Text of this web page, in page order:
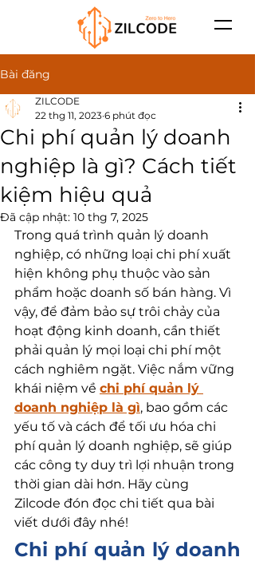
Bài đăng
Chi phí quản lý doanh
nghiệp là gì? Cách tiết
kiệm hiệu quả
ZILCODE
22 thg 11, 2023 6 phút đọc
Đã cập nhật: 10 thg 7, 2025
Trong quá trình quản lý doanh
nghiệp, có những loại chi phí xuất
hiện không phụ thuộc vào sản
phẩm hoặc doanh số bán hàng. Vì
vậy, để đảm bảo sự trôi chảy của
hoạt động kinh doanh, cần thiết
phải quản lý mọi loại chi phí một
cách nghiêm ngặt. Việc nắm vững
khái niệm về chi phí quản lý
doanh nghiệp là gì, bao gồm các
yếu tố và cách để tối ưu hóa chi
phí quản lý doanh nghiệp, sẽ giúp
các công ty duy trì lợi nhuận trong
thời gian dài hơn. Hãy cùng
Zilcode đón đọc chi tiết qua bài
viết dưới đây nhé!
Chi phí quản lý doanh